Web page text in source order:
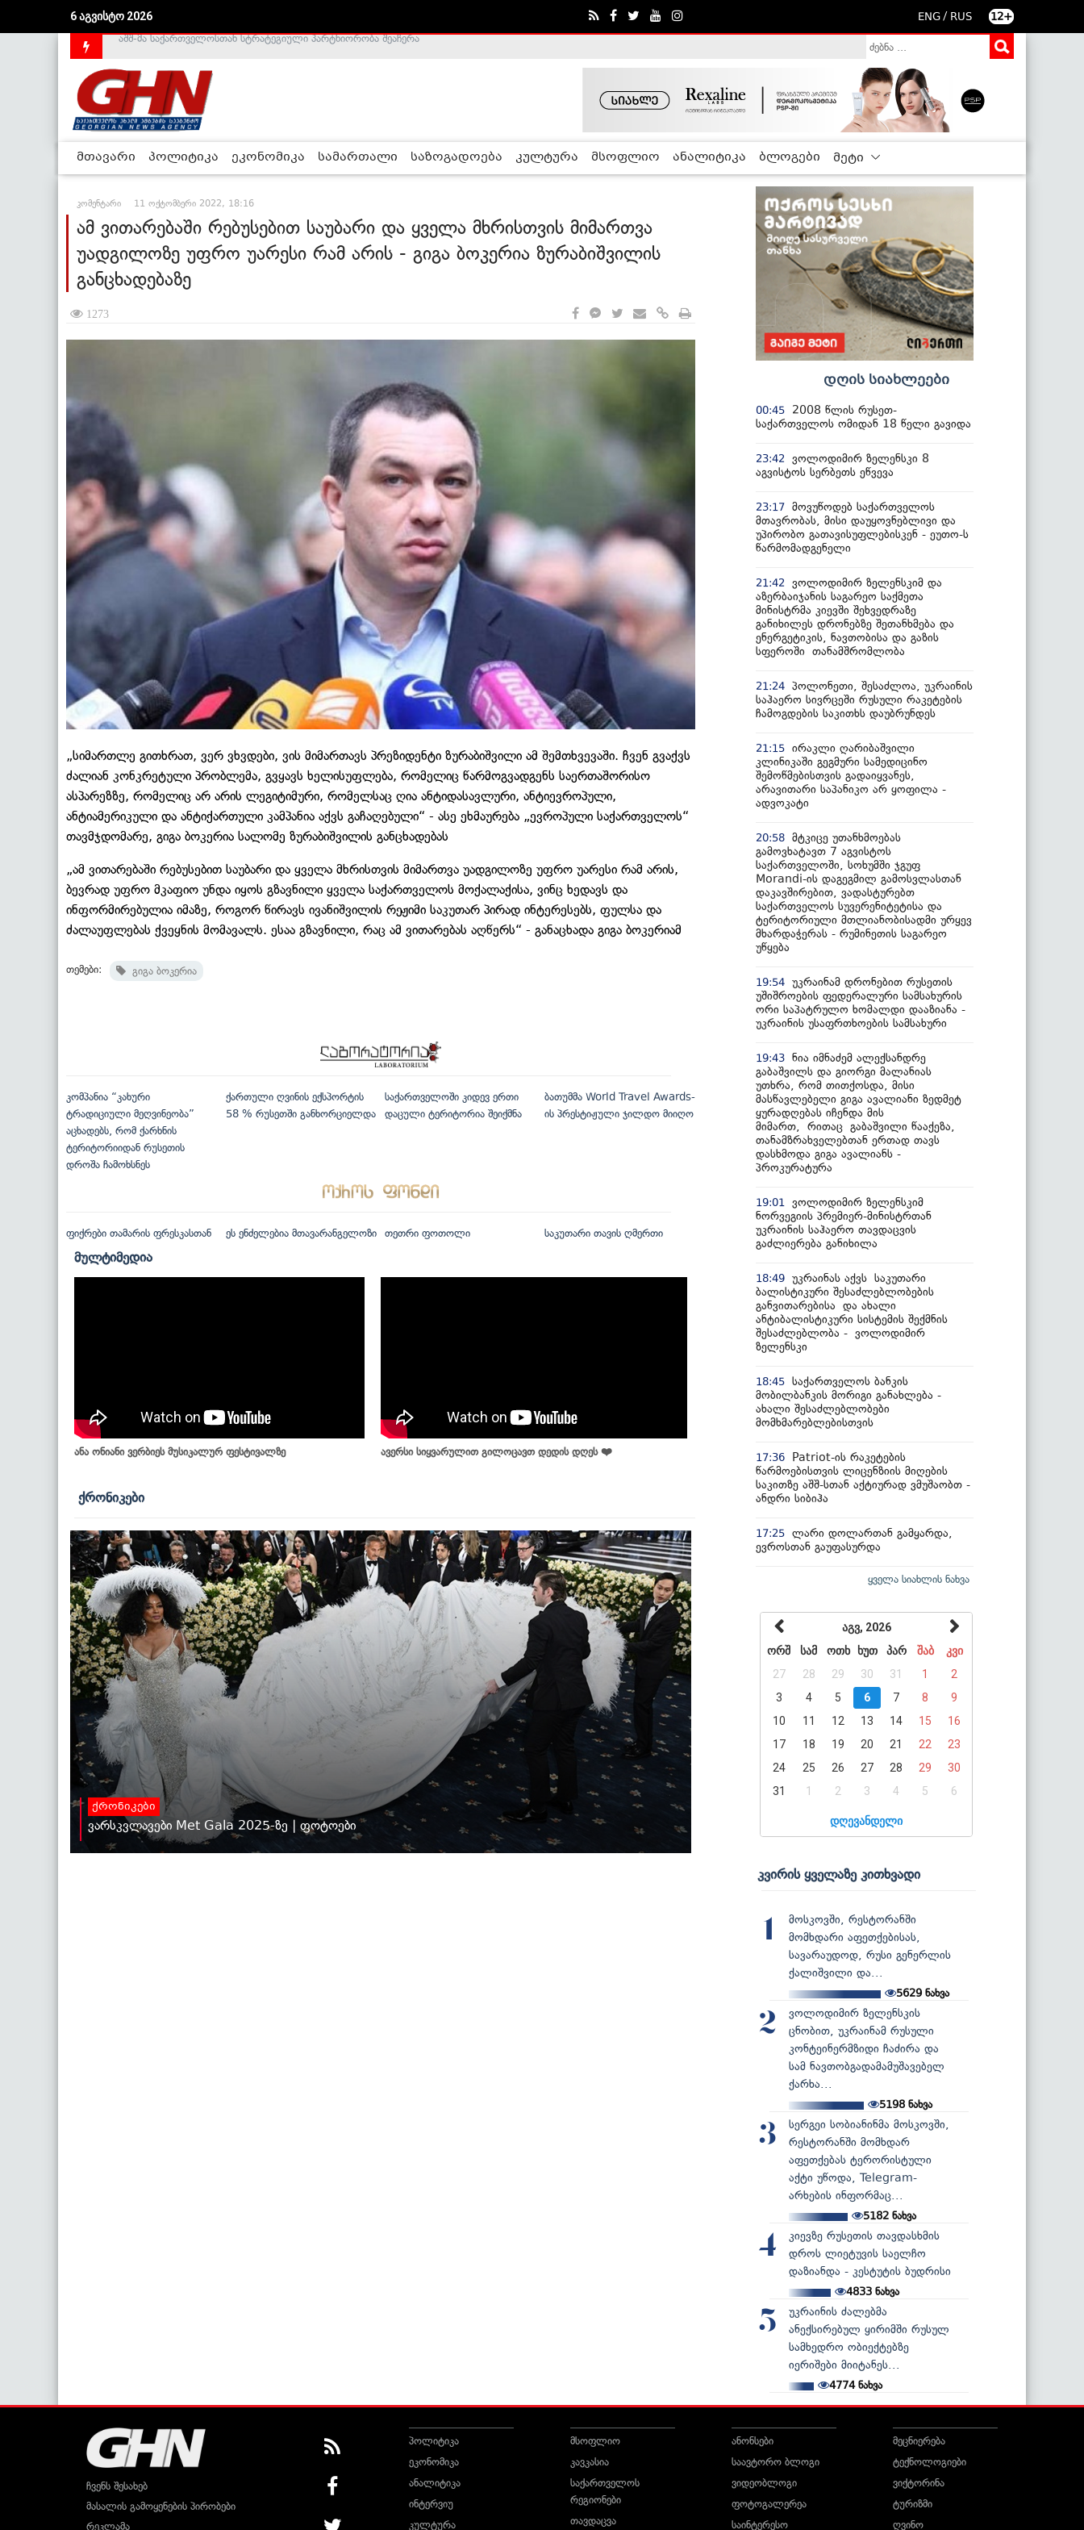
6 აგვისტო 2026 ENG / RUS 12+
საქართველოს დე-ფაქტო მთავრობა არალეგიტიმურია - ჰელსინკის კომისია
მთავარი პოლიტიკა ეკონომიკა სამართალი საზოგადოება კულტურა მსოფლიო ანალიტიკა ბლოგები მეტი
კომენტარი 11 ოქტომბერი 2022, 18:16
ამ ვითარებაში რებუსებით საუბარი და ყველა მხრისთვის მიმართვა
უადგილოზე უფრო უარესი რამ არის - გიგა ბოკერია ზურაბიშვილის
განცხადებაზე
1273
„სიმართლე გითხრათ, ვერ ვხვდები, ვის მიმართავს პრეზიდენტი ზურაბიშვილი ამ შემთხვევაში. ჩვენ გვაქვს
ძალიან კონკრეტული პრობლემა, გვყავს ხელისუფლება, რომელიც წარმოგვადგენს საერთაშორისო
ასპარეზზე, რომელიც არ არის ლეგიტიმური, რომელსაც ღია ანტიდასავლური, ანტიევროპული,
ანტიამერიკული და ანტიქართული კამპანია აქვს გაჩაღებული“ - ასე ეხმაურება „ევროპული საქართველოს“
თავმჯდომარე, გიგა ბოკერია სალომე ზურაბიშვილის განცხადებას
„ამ ვითარებაში რებუსებით საუბარი და ყველა მხრისთვის მიმართვა უადგილოზე უფრო უარესი რამ არის,
ბევრად უფრო მკაფიო უნდა იყოს გზავნილი ყველა საქართველოს მოქალაქისა, ვინც ხედავს და
ინფორმირებულია იმაზე, როგორ წირავს ივანიშვილის რეჟიმი საკუთარ პირად ინტერესებს, ფულსა და
ძალაუფლებას ქვეყნის მომავალს. ესაა გზავნილი, რაც ამ ვითარებას აღწერს“ - განაცხადა გიგა ბოკერიამ
თემები: გიგა ბოკერია
კომპანია “კახური
ტრადიციული მეღვინეობა”
აცხადებს, რომ ქარხნის
ტერიტორიიდან რუსეთის
დროშა ჩამოხსნეს
ქართული ღვინის ექსპორტის
58 % რუსეთში განხორციელდა
საქართველოში კიდევ ერთი
დაცული ტერიტორია შეიქმნა
ბათუმმა World Travel Awards-
ის პრესტიჟული ჯილდო მიიღო
ფიქრები თამარის ფრესკასთან ეს ენძელებია მთავარანგელოზი თეთრი ფოთოლი საკუთარი თავის ღმერთი
მულტიმედია
ანა ონიანი ვერბიეს მუსიკალურ ფესტივალზე ავერსი სიყვარულით გილოცავთ დედის დღეს ❤️
ქრონიკები
ქრონიკები
ვარსკვლავები Met Gala 2025-ზე | ფოტოები
დღის სიახლეები
00:45
2008 წლის რუსეთ-
საქართველოს ომიდან 18 წელი გავიდა
23:42
ვოლოდიმირ ზელენსკი 8
აგვისტოს სერბეთს ეწვევა
23:17 მოვუწოდებ საქართველოს
მთავრობას, მისი დაუყოვნებლივი და
უპირობო გათავისუფლებისკენ - ეუთო-ს
წარმომადგენელი
21:42
ვოლოდიმირ ზელენსკიმ და
აზერბაიჯანის საგარეო საქმეთა
მინისტრმა კიევში შეხვედრაზე
განიხილეს დრონებზე შეთანხმება და
ენერგეტიკის, ნავთობისა და გაზის
სფეროში თანამშრომლობა
21:24 პოლონეთი, შესაძლოა, უკრაინის
საჰაერო სივრცეში რუსული რაკეტების
ჩამოგდების საკითხს დაუბრუნდეს
21:15 ირაკლი ღარიბაშვილი
კლინიკაში გეგმური სამედიცინო
შემოწმებისთვის გადაიყვანეს,
არავითარი საპანიკო არ ყოფილა -
ადვოკატი
20:58 მტკიცე უთანხმოებას
გამოვხატავთ 7 აგვისტოს
საქართველოში, სოხუმში ჯგუფ
Morandi-ის დაგეგმილ გამოსვლასთან
დაკავშირებით, ვადასტურებთ
საქართველოს სუვერენიტეტისა და
ტერიტორიული მთლიანობისადმი ურყევ
მხარდაჭერას - რუმინეთის საგარეო
უწყება
19:54 უკრაინამ დრონებით რუსეთის
უშიშროების ფედერალური სამსახურის
ორი საპატრულო ხომალდი დააზიანა -
უკრაინის უსაფრთხოების სამსახური
19:43 ნია იმნაძემ ალექსანდრე
გაბაშვილს და გიორგი მალანიას
უთხრა, რომ თითქოსდა, მისი
მასწავლებელი გიგა ავალიანი ზედმეტ
ყურადღებას იჩენდა მის
მიმართ, რითაც გაბაშვილი წააქეზა,
თანამზრახველებთან ერთად თავს
დასხმოდა გიგა ავალიანს -
პროკურატურა
19:01
ვოლოდიმირ ზელენსკიმ
ნორვეგიის პრემიერ-მინისტრთან
უკრაინის საჰაერო თავდაცვის
გაძლიერება განიხილა
18:49 უკრაინას აქვს საკუთარი
ბალისტიკური შესაძლებლობების
განვითარებისა და ახალი
ანტიბალისტიკური სისტემის შექმნის
შესაძლებლობა - ვოლოდიმირ
ზელენსკი
18:45 საქართველოს ბანკის
მობილბანკის მორიგი განახლება -
ახალი შესაძლებლობები
მომხმარებლებისთვის
17:36
Patriot-ის რაკეტების
წარმოებისთვის ლიცენზიის მიღების
საკითზე აშშ-სთან აქტიურად ვმუშაობთ -
ანდრი სიბიჰა
17:25 ლარი დოლართან გამყარდა,
ევროსთან გაუფასურდა
ყველა სიახლის ნახვა
აგვ, 2026
ორშ
სამ ოთხ ხუთ პარ შაბ
კვი
27
28 29 30 31 1
2
3
4 5 6 7 8
9
10
11 12 13 14 15
16
17
18 19 20 21 22
23
24
25 26 27 28 29
30
31
1 2 3 4 5 6
დღევანდელი
კვირის ყველაზე კითხვადი
1
მოსკოვში, რესტორანში
მომხდარი აფეთქებისას,
სავარაუდოდ, რუსი გენერლის
ქალიშვილი და...
5629 ნახვა
2
ვოლოდიმირ ზელენსკის
ცნობით, უკრაინამ რუსული
კონტეინერმზიდი ჩაძირა და
სამ ნავთობგადამამუშავებელ
ქარხა...
5198 ნახვა
3
სერგეი სობიანინმა მოსკოვში,
რესტორანში მომხდარ
აფეთქებას ტერორისტული
აქტი უწოდა, Telegram-
არხების ინფორმაც...
5182ნახვა
4
კიევზე რუსეთის თავდასხმის
დროს ლიეტუვის საელჩო
დაზიანდა - კესტუტის ბუდრისი
4833ნახვა
5
უკრაინის ძალებმა
ანექსირებულ ყირიმში რუსულ
სამხედრო ობიექტებზე
იერიშები მიიტანეს...
4774ნახვა
ჩვენს შესახებ
მასალის გამოყენების პირობები
რეკლამა
პოლიტიკა
ეკონომიკა
ანალიტიკა
ინტერვიუ
კულტურა
მსოფლიო
კავკასია
საქართველოს
რეგიონები
თავდაცვა
ანონსები
საავტორო ბლოგი
ვიდეობლოგი
ფოტოგალერეა
საინტერესო
მეცნიერება
ტექნოლოგიები
ვიქტორინა
ტურიზმი
ღვინო